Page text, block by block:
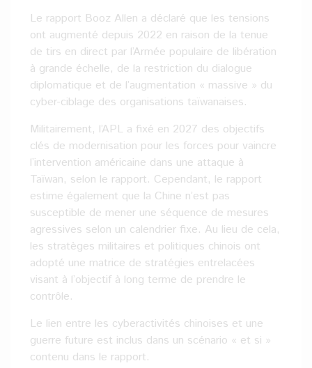
Le rapport Booz Allen a déclaré que les tensions
ont augmenté depuis 2022 en raison de la tenue
de tirs en direct par l’Armée populaire de libération
à grande échelle, de la restriction du dialogue
diplomatique et de l’augmentation « massive » du
cyber-ciblage des organisations taïwanaises.
Militairement, l’APL a fixé en 2027 des objectifs
clés de modernisation pour les forces pour vaincre
l’intervention américaine dans une attaque à
Taïwan, selon le rapport. Cependant, le rapport
estime également que la Chine n’est pas
susceptible de mener une séquence de mesures
agressives selon un calendrier fixe. Au lieu de cela,
les stratèges militaires et politiques chinois ont
adopté une matrice de stratégies entrelacées
visant à l’objectif à long terme de prendre le
contrôle.
Le lien entre les cyberactivités chinoises et une
guerre future est inclus dans un scénario « et si »
contenu dans le rapport.